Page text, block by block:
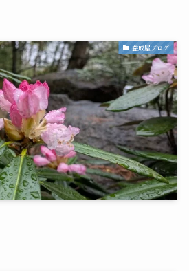
益成屋ブログ